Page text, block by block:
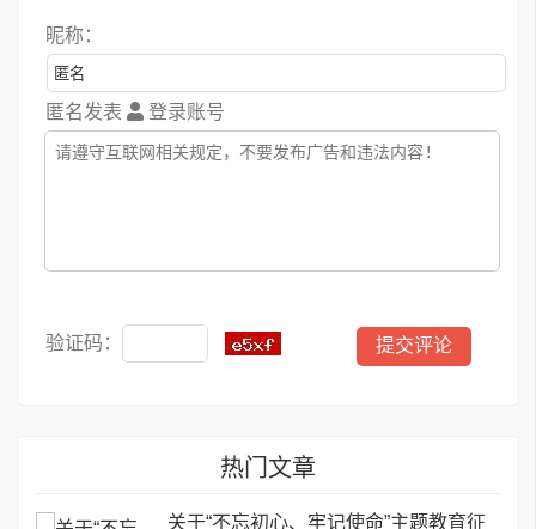
昵称：
匿名发表 登录账号
验证码：
热门文章
关于“不忘初心、牢记使命”主题教育征